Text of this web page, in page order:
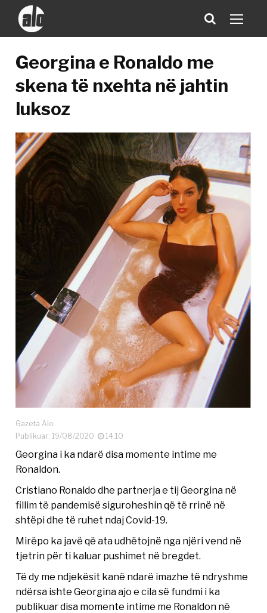
Georgina e Ronaldo me
skena të nxehta në jahtin
luksoz
Gazeta Alo
Publikuar: 19/08/2020
14:10
Georgina i ka ndarë disa momente intime me
Ronaldon.
Cristiano Ronaldo dhe partnerja e tij Georgina në
fillim të pandemisë siguroheshin që të rrinë në
shtëpi dhe të ruhet ndaj Covid-19.
Mirëpo ka javë që ata udhëtojnë nga njëri vend në
tjetrin për ti kaluar pushimet në bregdet.
Të dy me ndjekësit kanë ndarë imazhe të ndryshme
ndërsa ishte Georgina ajo e cila së fundmi i ka
publikuar disa momente intime me Ronaldon në